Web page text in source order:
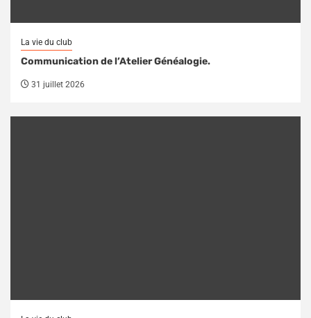
La vie du club
Communication de l’Atelier Généalogie.
31 juillet 2026